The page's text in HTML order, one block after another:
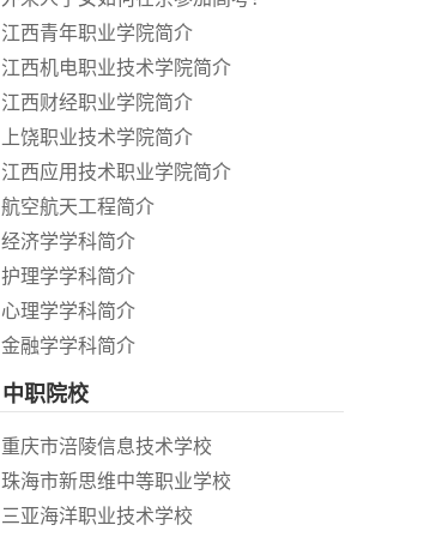
江西青年职业学院简介
江西机电职业技术学院简介
江西财经职业学院简介
上饶职业技术学院简介
江西应用技术职业学院简介
航空航天工程简介
经济学学科简介
护理学学科简介
心理学学科简介
金融学学科简介
中职院校
重庆市涪陵信息技术学校
珠海市新思维中等职业学校
三亚海洋职业技术学校